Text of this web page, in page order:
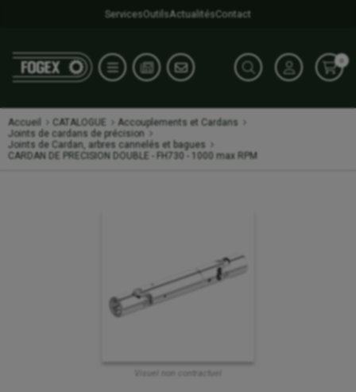
ServicesOutilsActualitésContact
0
Accueil CATALOGUE
Accouplements et Cardans
Joints de cardans de précision
Joints de Cardan, arbres cannelés et bagues
CARDAN DE PRECISION DOUBLE - FH730 - 1000 max RPM
Visuel non contractuel